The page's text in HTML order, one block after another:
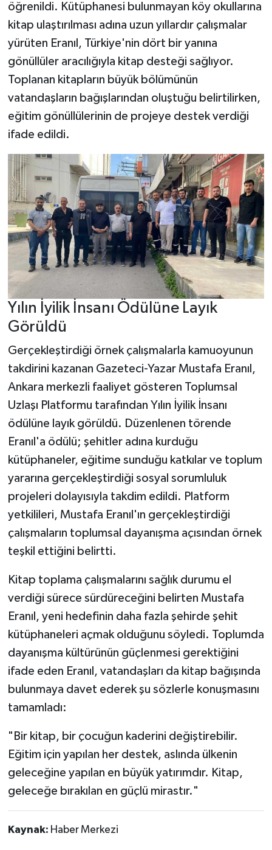
öğrenildi. Kütüphanesi bulunmayan köy okullarına
kitap ulaştırılması adına uzun yıllardır çalışmalar
yürüten Eranıl, Türkiye'nin dört bir yanına
gönüllüler aracılığıyla kitap desteği sağlıyor.
Toplanan kitapların büyük bölümünün
vatandaşların bağışlarından oluştuğu belirtilirken,
eğitim gönüllülerinin de projeye destek verdiği
ifade edildi.
Yılın İyilik İnsanı Ödülüne Layık
Görüldü
Gerçekleştirdiği örnek çalışmalarla kamuoyunun
takdirini kazanan Gazeteci-Yazar Mustafa Eranıl,
Ankara merkezli faaliyet gösteren Toplumsal
Uzlaşı Platformu tarafından Yılın İyilik İnsanı
ödülüne layık görüldü. Düzenlenen törende
Eranıl'a ödülü; şehitler adına kurduğu
kütüphaneler, eğitime sunduğu katkılar ve toplum
yararına gerçekleştirdiği sosyal sorumluluk
projeleri dolayısıyla takdim edildi. Platform
yetkilileri, Mustafa Eranıl'ın gerçekleştirdiği
çalışmaların toplumsal dayanışma açısından örnek
teşkil ettiğini belirtti.
Kitap toplama çalışmalarını sağlık durumu el
verdiği sürece sürdüreceğini belirten Mustafa
Eranıl, yeni hedefinin daha fazla şehirde şehit
kütüphaneleri açmak olduğunu söyledi. Toplumda
dayanışma kültürünün güçlenmesi gerektiğini
ifade eden Eranıl, vatandaşları da kitap bağışında
bulunmaya davet ederek şu sözlerle konuşmasını
tamamladı:
"Bir kitap, bir çocuğun kaderini değiştirebilir.
Eğitim için yapılan her destek, aslında ülkenin
geleceğine yapılan en büyük yatırımdır. Kitap,
geleceğe bırakılan en güçlü mirastır."
Kaynak: Haber Merkezi